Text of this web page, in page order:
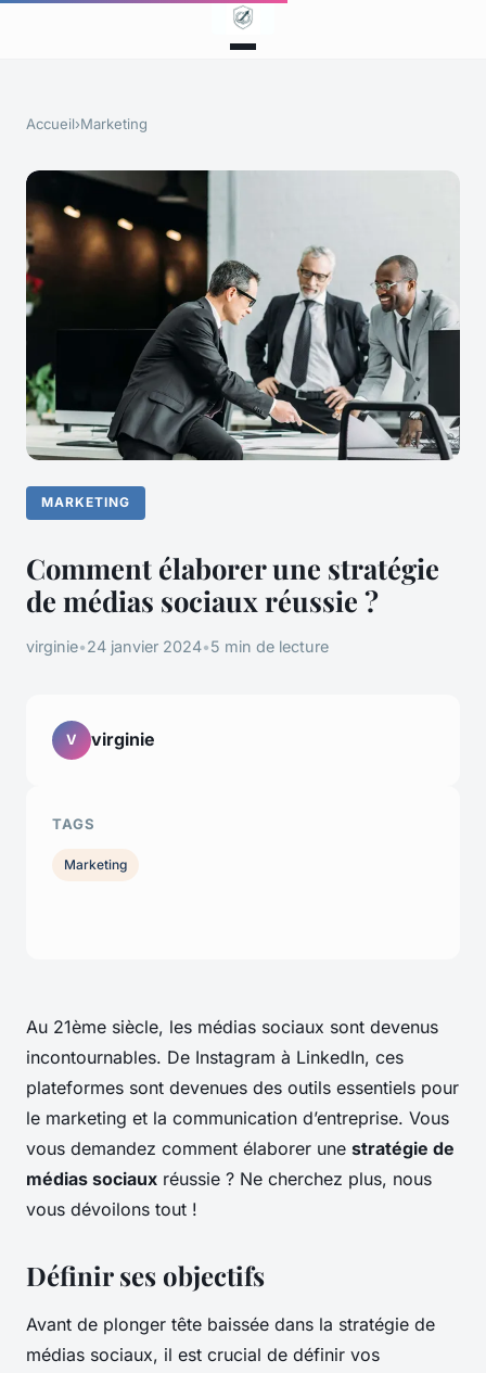
Accueil›Marketing
MARKETING
Comment élaborer une stratégie
de médias sociaux réussie ?
virginie•24 janvier 2024•5 min de lecture
Au 21ème siècle, les médias sociaux sont devenus
incontournables. De Instagram à LinkedIn, ces
plateformes sont devenues des outils essentiels pour
le marketing et la communication d’entreprise. Vous
vous demandez comment élaborer une stratégie de
médias sociaux réussie ? Ne cherchez plus, nous
vous dévoilons tout !
Définir ses objectifs
Avant de plonger tête baissée dans la stratégie de
médias sociaux, il est crucial de définir vos
V virginie
TAGS
Marketing